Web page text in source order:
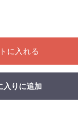
てください
に入れる
入りに追加